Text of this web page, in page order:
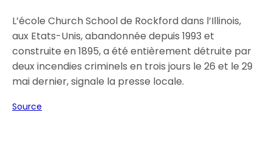
L’école Church School de Rockford dans l’Illinois,
aux Etats-Unis, abandonnée depuis 1993 et
construite en 1895, a été entièrement détruite par
deux incendies criminels en trois jours le 26 et le 29
mai dernier, signale la presse locale.
Source